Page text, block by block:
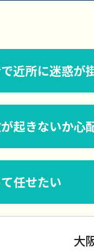
近所に迷惑が
起きないか心
任せたい
大